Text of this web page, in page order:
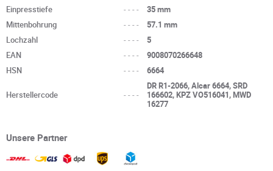
Einpresstiefe
----
35 mm
Mittenbohrung
----
57.1 mm
Lochzahl
----
5
EAN
----
9008070266648
HSN
---- 6664
Herstellercode ----
DR R1-2066, Alcar 6664, SRD
166602, KPZ VO516041, MWD
16277
Unsere Partner